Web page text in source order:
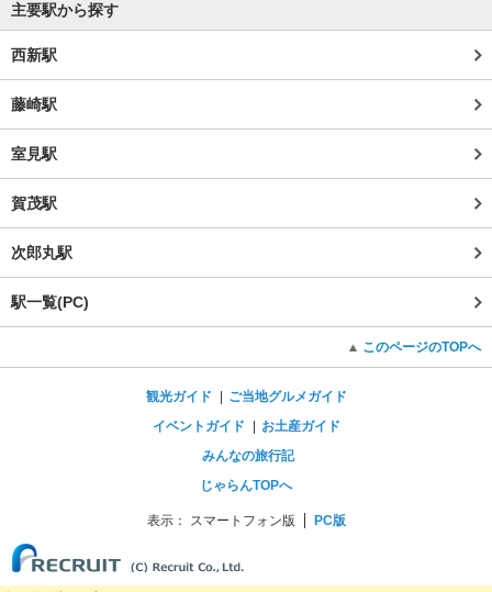
主要駅から探す
西新駅
藤崎駅
室見駅
賀茂駅
次郎丸駅
駅一覧(PC)
このページのTOPへ
観光ガイド
ご当地グルメガイド
イベントガイド
お土産ガイド
みんなの旅行記
じゃらんTOPへ
表示： スマートフォン版 PC版